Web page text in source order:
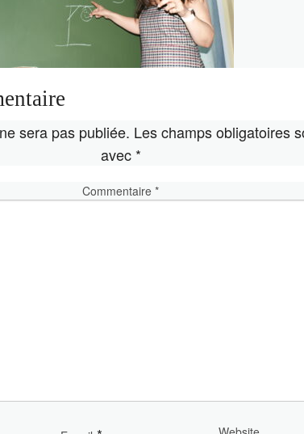
sera pas publiée. Les champs obligatoires
avec *
Commentaire*